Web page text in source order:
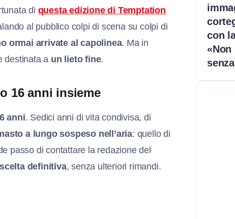
di questa edizione di Temptation
al pubblico colpi di scena su colpi di
ormai arrivate al capolinea. Ma in
destinata a un lieto fine.
16 anni insieme
anni. Sedici anni di vita condivisa, di
a lungo sospeso nell’aria: quello di
passo di contattare la redazione del
definitiva, senza ulteriori rimandi.
con